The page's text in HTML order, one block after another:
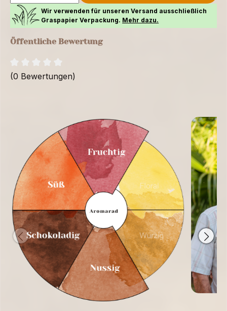
Wir verwenden für unseren Versand ausschließlich
Graspapier Verpackung. Mehr dazu.
Öffentliche Bewertung
(0 Bewertungen)